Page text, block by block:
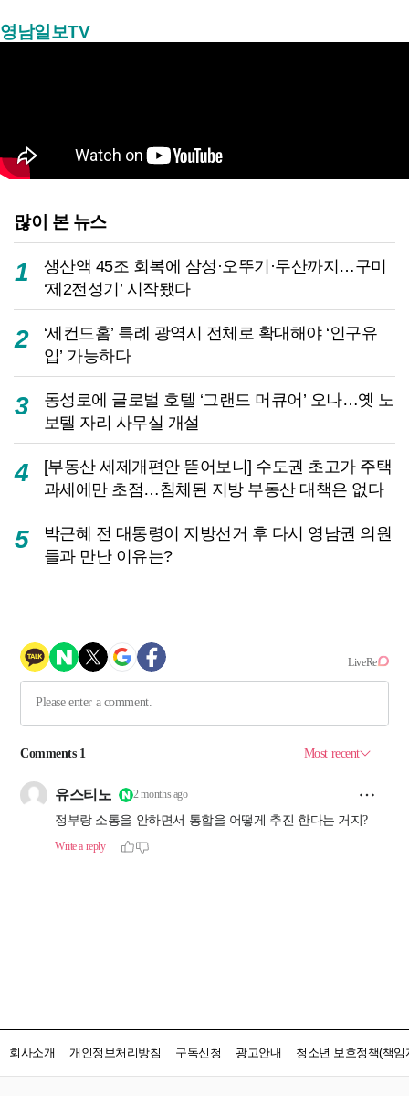
영남일보TV
많이 본 뉴스
1
생산액 45조 회복에 삼성·오뚜기·두산까지…구미
‘제2전성기’ 시작됐다
2
‘세컨드홈’ 특례 광역시 전체로 확대해야 ‘인구유
입’ 가능하다
3
동성로에 글로벌 호텔 ‘그랜드 머큐어’ 오나…옛 노
보텔 자리 사무실 개설
4
[부동산 세제개편안 뜯어보니] 수도권 초고가 주택
과세에만 초점…침체된 지방 부동산 대책은 없다
5
박근혜 전 대통령이 지방선거 후 다시 영남권 의원
들과 만난 이유는?
회사소개 개인정보처리방침 구독신청 광고안내 청소년 보호정책(책임